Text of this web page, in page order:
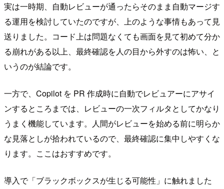
実は一時期、自動レビューが通ったらそのまま自動マージす
る運用を検討していたのですが、上のような事情もあって見
送りました。コード上は問題なくても画面を見て初めて分か
る崩れがある以上、最終確認を人の目から外すのは怖い、と
いうのが結論です。
一方で、Copilot を PR 作成時に自動でレビュアーにアサイ
ンするところまでは、レビューの一次フィルタとしてかなり
うまく機能しています。人間がレビューを始める前に明らか
な見落としが拾われているので、最終確認に集中しやすくな
ります。ここはおすすめです。
導入で「ブラックボックスが生じる可能性」に触れました